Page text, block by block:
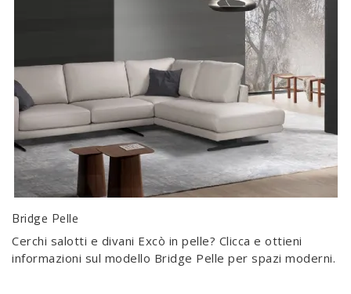
Bridge Pelle
Cerchi salotti e divani Excò in pelle? Clicca e ottieni
informazioni sul modello Bridge Pelle per spazi moderni.